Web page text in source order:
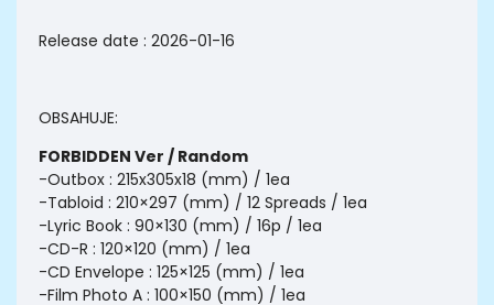
Release date : 2026-01-16
OBSAHUJE:
FORBIDDEN Ver / Random
-Outbox : 215x305x18 (mm) / 1ea
-Tabloid : 210×297 (mm) / 12 Spreads / 1ea
-Lyric Book : 90×130 (mm) / 16p / 1ea
-CD-R : 120×120 (mm) / 1ea
-CD Envelope : 125×125 (mm) / 1ea
-Film Photo A : 100×150 (mm) / 1ea